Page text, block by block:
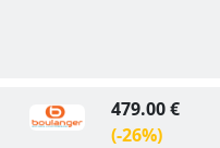
479.00 €
(-26%)